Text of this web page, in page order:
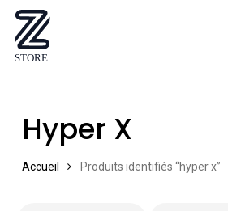
Skip
main
Hyper X
Accueil Produits identifiés “hyper x”